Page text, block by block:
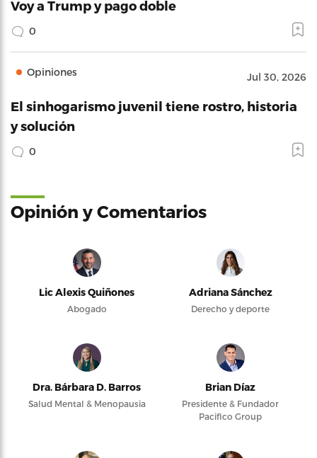
Voy a Trump y pago doble
0
Opiniones Jul 30, 2026
El sinhogarismo juvenil tiene rostro, historia
y solución
0
Opinión y Comentarios
Lic Alexis Quiñones
Abogado
Adriana Sánchez
Derecho y deporte
Dra. Bárbara D. Barros
Salud Mental & Menopausia
Brian Díaz
Presidente & Fundador
Pacifico Group